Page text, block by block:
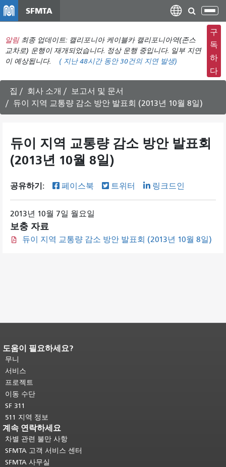
텐
츠
로
건
너
뛰
기
SFMTA
탐
색
메
뉴
전
환
알림 최종 업데이트: 캘리포니아 케이블카 캘리포니아역(존스
교차로) 운행이 재개되었습니다. 정상 운행 중입니다. 일부 지연
이 예상됩니다.
( 지난 48시간 동안30건의 지연 발생)
구
독
하
다
집 회사 소개
보고서 및 문서
듀이 지역 교통량 감소 방안 발표회 (2013년 10월 8일)
듀이 지역 교통량 감소 방안 발표회
(2013년 10월 8일)
공유하기: 페이스북 트위터 링크드인
2013년 10월 7일 월요일
보충 자료
듀이 지역 교통량 감소 방안 발표회 (2013년 10월 8일)
페이지 내용 끝입니다.이 페이지의 나
머지 내용은 모든 페이지에 반복됩니
다.메인 콘텐츠 상단으로 돌아가려면
여기를 클릭하십시오
도움이 필요하세요?
무니
서비스
프로젝트
이동 수단
SF 311
511 지역 정보
계속 연락하세요
차별 관련 불만 사항
SFMTA 고객 서비스 센터
SFMTA 사무실